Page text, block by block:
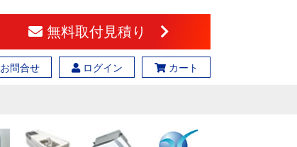
無料取付見積り
お問合せ ログイン カート